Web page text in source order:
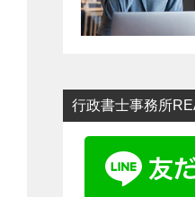
行政書士事務所